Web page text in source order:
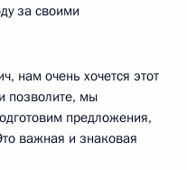
за своими
нам очень хочется этот
позволите, мы
предложения,
важная и знаковая